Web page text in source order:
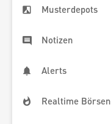
Musterdepots
Notizen
Alerts
Realtime Börsen